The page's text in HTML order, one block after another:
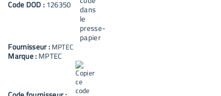
Code DOD : 126350
Fournisseur : MPTEC
Marque : MPTEC